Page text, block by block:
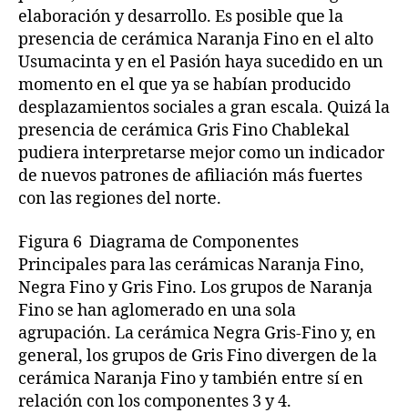
elaboración y desarrollo. Es posible que la
presencia de cerámica Naranja Fino en el alto
Usumacinta y en el Pasión haya sucedido en un
momento en el que ya se habían producido
desplazamientos sociales a gran escala. Quizá la
presencia de cerámica Gris Fino Chablekal
pudiera interpretarse mejor como un indicador
de nuevos patrones de afiliación más fuertes
con las regiones del norte.
Figura 6 Diagrama de Componentes
Principales para las cerámicas Naranja Fino,
Negra Fino y Gris Fino. Los grupos de Naranja
Fino se han aglomerado en una sola
agrupación. La cerámica Negra Gris-Fino y, en
general, los grupos de Gris Fino divergen de la
cerámica Naranja Fino y también entre sí en
relación con los componentes 3 y 4.